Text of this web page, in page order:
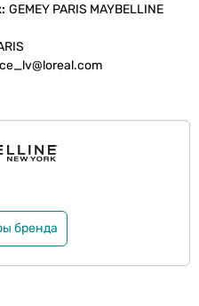
GEMEY PARIS MAYBELLINE
бренда